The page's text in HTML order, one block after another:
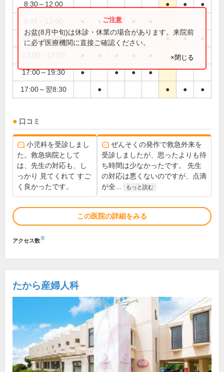
8:30～12:00 ● ● ●
●
12:00～17:00 ● ●
17:00～19:30 ● ● ● ●
17:00～翌8:30 ● ● ● ●
お盆(8月中旬)は休診・休業の場合があります。来院前
に必ず医療機関に直接ご確認ください。
×閉じる
口コミ
小児科を受診しまし
た。救急病院として
は、先生の対応も、し
っかり 見てくれて すご
く良かったです。
ぜんそくの発作で救急外来を
受診しましたが、思ったよりも待
ち時間は少なかったです。 先生
の対応は悪くないのですが、点滴
が全...
もっと読む
この医院の詳細をみる
アクセス数※
たから産婦人科